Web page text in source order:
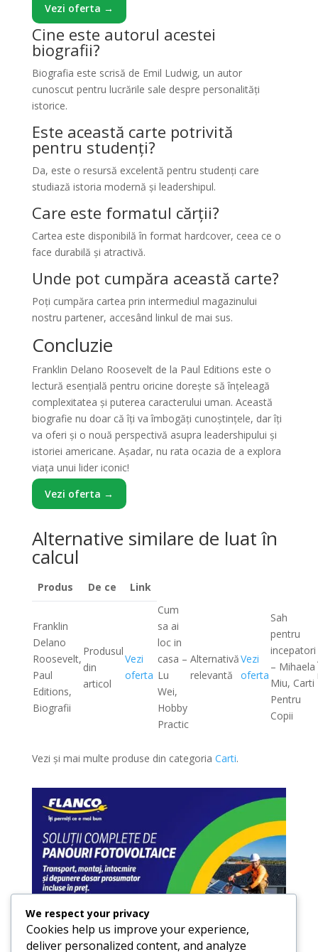
Vezi oferta →
Cine este autorul acestei
biografii?
Biografia este scrisă de Emil Ludwig, un autor
cunoscut pentru lucrările sale despre personalități
istorice.
Este această carte potrivită
pentru studenți?
Da, este o resursă excelentă pentru studenți care
studiază istoria modernă și leadershipul.
Care este formatul cărții?
Cartea este disponibilă în format hardcover, ceea ce o
face durabilă și atractivă.
Unde pot cumpăra această carte?
Poți cumpăra cartea prin intermediul magazinului
nostru partener, accesând linkul de mai sus.
Concluzie
Franklin Delano Roosevelt de la Paul Editions este o
lectură esențială pentru oricine dorește să înțeleagă
complexitatea și puterea caracterului uman. Această
biografie nu doar că îți va îmbogăți cunoștințele, dar îți
va oferi și o nouă perspectivă asupra leadershipului și
istoriei americane. Așadar, nu rata ocazia de a explora
viața unui lider iconic!
Vezi oferta →
Alternative similare de luat în
calcul
Produs De ce Link
Franklin
Delano
Roosevelt,
Paul
Editions,
Biografii
Produsul
din
articol
Vezi
oferta
Cum
sa ai
loc in
casa –
Lu
Wei,
Hobby
Practic
Alternativă
relevantă
Vezi
oferta
Sah
pentru
incepatori
– Mihaela
Miu, Carti
Pentru
Copii
Vezi și mai multe produse din categoria Carti.
We respect your privacy
Cookies help us improve your experience,
deliver personalized content, and analyze